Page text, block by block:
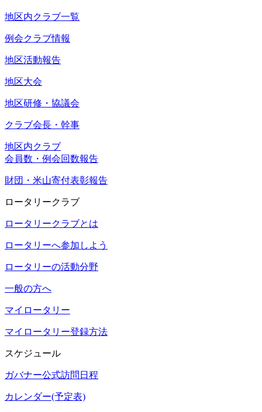
地区内クラブ一覧
例会クラブ情報
地区活動報告
地区大会
地区研修・協議会
クラブ会長・幹事
地区内クラブ
会員数・例会回数報告
財団・米山寄付表彰報告
ロータリークラブ
ロータリークラブとは
ロータリーへ参加しよう
ロータリーの活動分野
一般の方へ
マイロータリー
マイロータリー登録方法
スケジュール
ガバナー公式訪問日程
カレンダー(予定表)